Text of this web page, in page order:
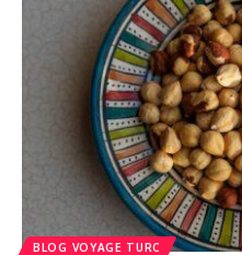
BLOG VOYAGE TURC